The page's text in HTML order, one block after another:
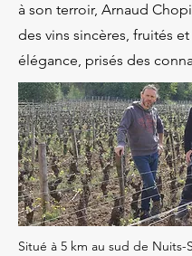
à son terroir, Arnaud
des vins sincères, fruités
élégance, prisés des
Situé à 5 km au sud de Nuits-